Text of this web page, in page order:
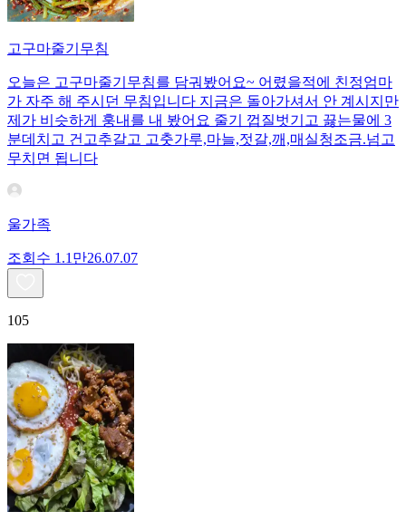
고구마줄기무침
오늘은 고구마줄기무침를 담궈봤어요~ 어렸을적에 친정엄마
가 자주 해 주시던 무침입니다 지금은 돌아가셔서 안 계시지만
제가 비슷하게 훙내를 내 봤어요 줄기 껍질벗기고 끓는물에 3
분데치고 건고추갈고 고춧가루,마늘,젓갈,깨,매실청조금.넘고
무치면 됩니다
울가족
조회수 1.1만26.07.07
105